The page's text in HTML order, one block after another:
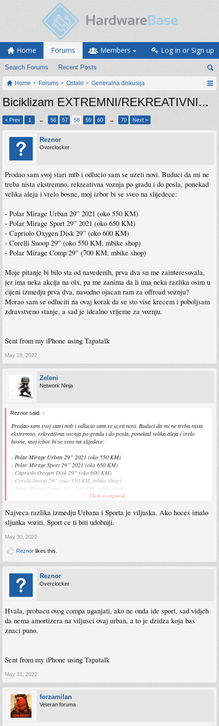
Home Forums
Search Forums Recent Posts
Members Log in or Sign up
Home Forums Ostalo Generalna diskusija
Biciklizam EXTREMNI/REKREATIVNI...
< Prev 1 ← 56 57 58 59 60 → 70 Next >
Reznor
Overclocker
Prodao sam svoj stari mtb i odlucio sam se uzeti novi. Buduci da mi ne
treba nista ekstremno, rekreativna voznja po gradu i do posla, ponekad
velika aleja i vrelo bosne, moj izbor bi se sveo na slijedece:
- Polar Mirage Urban 29” 2021 (oko 550 KM)
- Polar Mirage Sport 29” 2021 (oko 650 KM)
- Capriolo Oxygen Disk 29” (oko 600 KM)
- Corelli Snoop 29” (oko 550 KM, mbike shop)
- Polar Mirage Comp 29” (700 KM, mbike shop)
Moje pitanje bi bilo sta od navedenih, prva dva su me zainteresovala,
jer ima neka akcija na olx, pa me zanima da li ima neka razlika osim u
cijeni izmedju prva dva, navodno ojacan ram za offroad voznju?
Morao sam se odluciti na ovaj korak da se sto vise krecem i poboljsam
zdravstveno stanje, a sad je idealno vrijeme za voznju.
Sent from my iPhone using Tapatalk
May 28, 2022
Zeleni
Network Ninja
Reznor said: ↑
Prodao sam svoj stari mtb i odlucio sam se uzeti novi. Buduci da mi ne treba nista
ekstremno, rekreativna voznja po gradu i do posla, ponekad velika aleja i vrelo
bosne, moj izbor bi se sveo na slijedece:
- Polar Mirage Urban 29” 2021 (oko 550 KM)
- Polar Mirage Sport 29” 2021 (oko 650 KM)
- Capriolo Oxygen Disk 29” (oko 600 KM)
- Corelli Snoop 29” (oko 550 KM, mbike shop)
- Polar Mirage Comp 29” (700 KM, mbike shop)
akcija na olx, pa me zanima da li ima neka razlika osim u cijeni izmedju prva dva,
navodno ojacan ram za offroad voznju?
Morao sam se odluciti na ovaj korak da se sto vise krecem i poboljsam zdravstveno
stanje, a sad je idealno vrijeme za voznju.
Click to expand...
Najveca razlika izmedju Urbana i Sporta je viljuska. Ako hoces imalo
sljunka voziti, Sport ce ti biti udobniji.
May 30, 2022
Reznor likes this.
Reznor
Overclocker
Hvala, probacu ovog compa uganjati, ako ne onda ide sport, sad vidjeh
da nema amortizera na viljusci ovaj urban, a to je dzidza koja bas
znaci puno.
Sent from my iPhone using Tapatalk
May 31, 2022
forzamilan
Veteran foruma